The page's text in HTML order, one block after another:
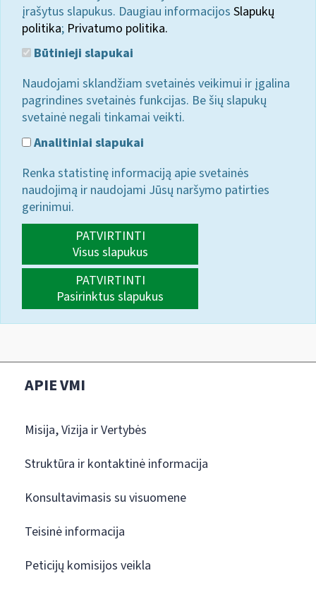
įrašytus slapukus. Daugiau informacijos Slapukų
politika; Privatumo politika.
Būtinieji slapukai
Naudojami sklandžiam svetainės veikimui ir įgalina
pagrindines svetainės funkcijas. Be šių slapukų
svetainė negali tinkamai veikti.
Analitiniai slapukai
Renka statistinę informaciją apie svetainės
naudojimą ir naudojami Jūsų naršymo patirties
gerinimui.
PATVIRTINTI
Visus slapukus
PATVIRTINTI
Pasirinktus slapukus
APIE VMI
Misija, Vizija ir Vertybės
Struktūra ir kontaktinė informacija
Konsultavimasis su visuomene
Teisinė informacija
Peticijų komisijos veikla